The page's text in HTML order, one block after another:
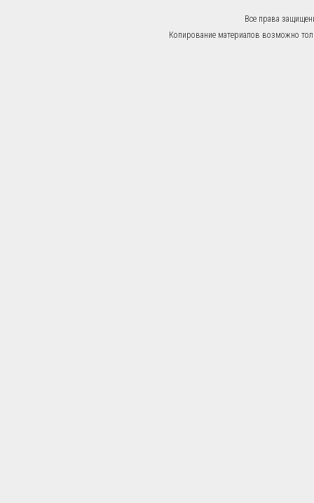
Все права
Копирование материалов возможно